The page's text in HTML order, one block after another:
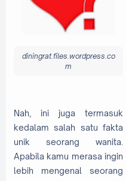
diningrat.files.wordpress.co
m
Nah, ini juga termasuk
kedalam salah satu fakta
unik seorang wanita.
Apabila kamu merasa ingin
lebih mengenal seorang